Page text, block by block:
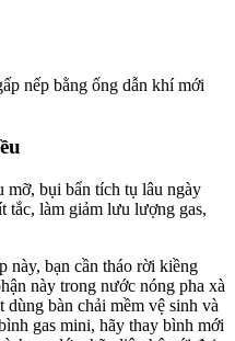
nếp bằng ống dẫn khí mới
mỡ, bụi bẩn tích tụ lâu ngày
tắc, làm giảm lưu lượng gas,
này, bạn cần tháo rời kiềng
này trong nước nóng pha xà
dùng bàn chải mềm vệ sinh và
gas mini, hãy thay bình mới